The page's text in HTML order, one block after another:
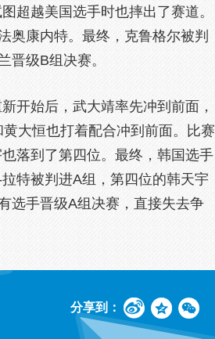
超越美国选手时也摔出了赛道。
奥康内特。最终，克鲁格尔被判
晋级B组决赛。
始后，武大靖率先冲到前面，
大恒也打着配合冲到前面。比赛
落到了第四位。最终，韩国选手
特被判进A组，第四位的韩天宇
选手晋级A组决赛，直接失去争
分享到：